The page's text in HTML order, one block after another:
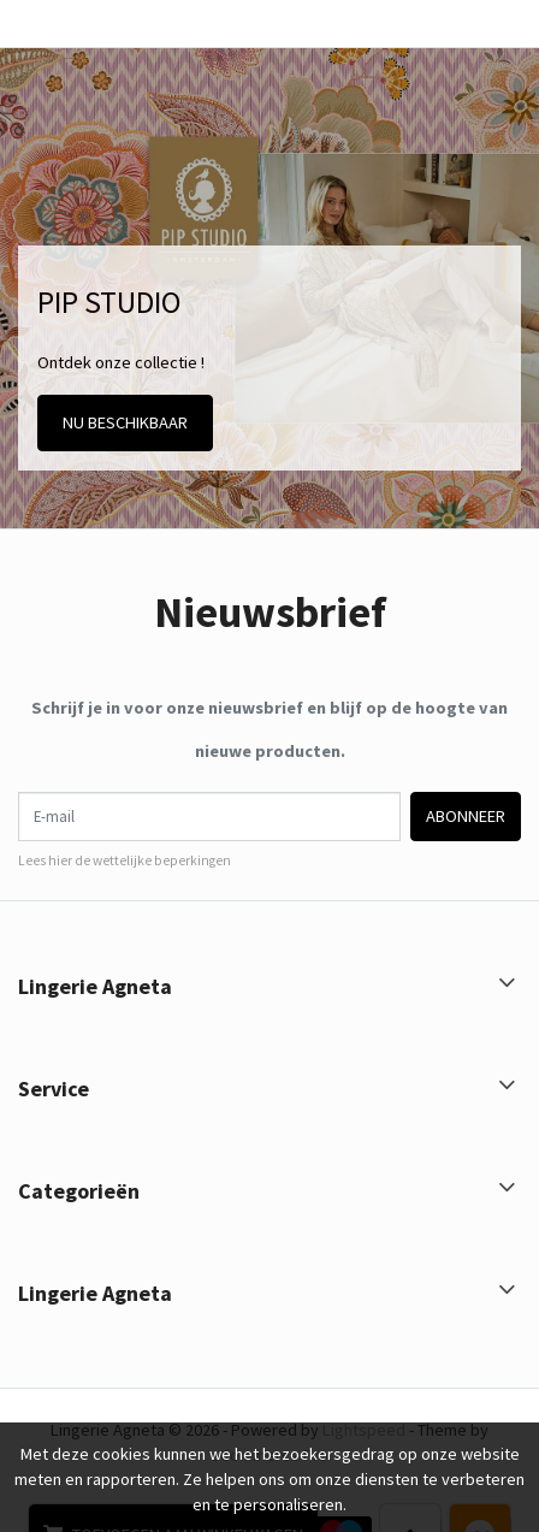
PIP STUDIO
Ontdek onze collectie !
NU BESCHIKBAAR
Nieuwsbrief
Schrijf je in voor onze nieuwsbrief en blijf op de hoogte van
nieuwe producten.
ABONNEER
Lees hier de wettelijke beperkingen
Lingerie Agneta
Service
Categorieën
Lingerie Agneta
Lingerie Agneta © 2026 - Powered byLightspeed- Theme by
eCommerce Pro
Met deze cookies kunnen we het bezoekersgedrag op onze website
meten en rapporteren. Ze helpen ons om onze diensten te verbeteren
en te personaliseren.